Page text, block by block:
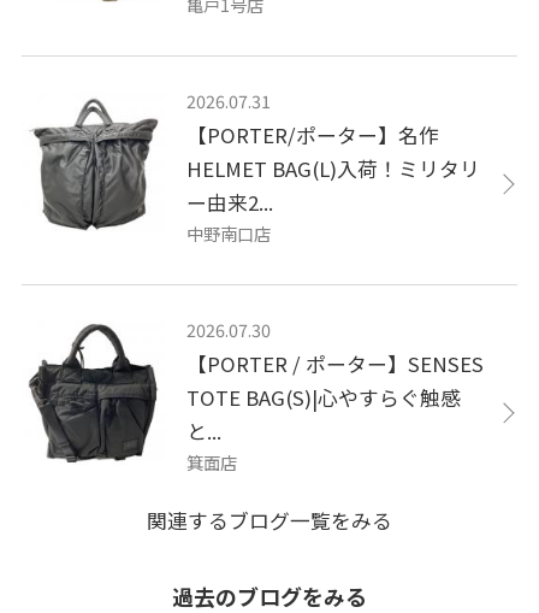
2026.07.31
【PORTER/ポーター】名作
HELMET BAG(L)入荷！ミリタリ
ー由来2...
中野南口店
2026.07.30
【PORTER / ポーター】SENSES
TOTE BAG(S)|心やすらぐ触感
と...
箕面店
関連するブログ一覧をみる
過去のブログをみる